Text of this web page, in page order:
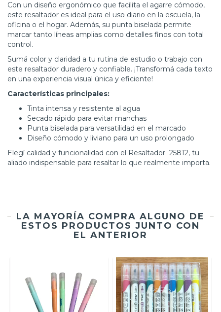
Con un diseño ergonómico que facilita el agarre cómodo,
este resaltador es ideal para el uso diario en la escuela, la
oficina o el hogar. Además, su punta biselada permite
marcar tanto líneas amplias como detalles finos con total
control.
Sumá color y claridad a tu rutina de estudio o trabajo con
este resaltador duradero y confiable. ¡Transformá cada texto
en una experiencia visual única y eficiente!
Características principales:
Tinta intensa y resistente al agua
Secado rápido para evitar manchas
Punta biselada para versatilidad en el marcado
Diseño cómodo y liviano para un uso prolongado
Elegí calidad y funcionalidad con el Resaltador 25812, tu
aliado indispensable para resaltar lo que realmente importa.
LA MAYORÍA COMPRA ALGUNO DE
ESTOS PRODUCTOS JUNTO CON
EL ANTERIOR